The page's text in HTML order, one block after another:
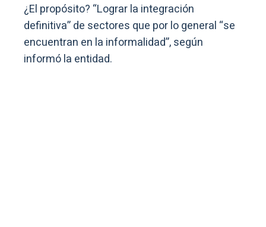
¿El propósito? “Lograr la integración
definitiva” de sectores que por lo general “se
encuentran en la informalidad”, según
informó la entidad.